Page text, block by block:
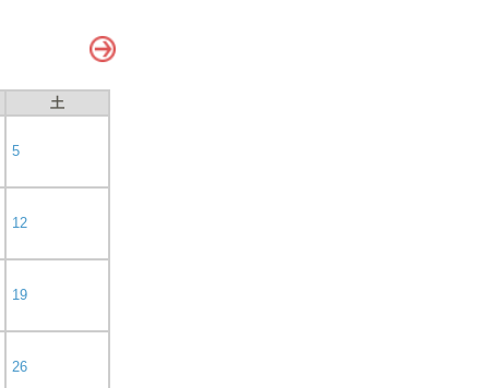
土
5
12
19
26